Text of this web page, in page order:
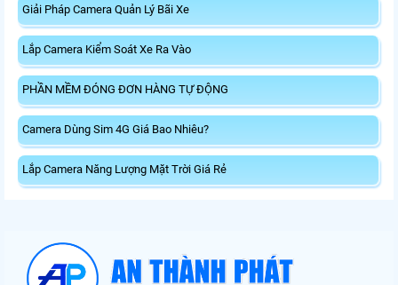
Giải Pháp Camera Quản Lý Bãi Xe
Lắp Camera Kiểm Soát Xe Ra Vào
PHẦN MỀM ĐÓNG ĐƠN HÀNG TỰ ĐỘNG
Camera Dùng Sim 4G Giá Bao Nhiêu?
Lắp Camera Năng Lượng Mặt Trời Giá Rẻ